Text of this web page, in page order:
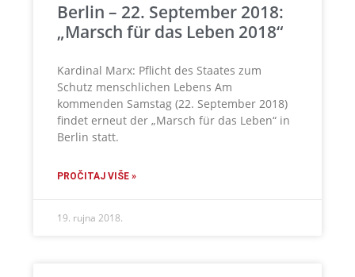
Berlin – 22. September 2018:
„Marsch für das Leben 2018“
Kardinal Marx: Pflicht des Staates zum
Schutz menschlichen Lebens Am
kommenden Samstag (22. September 2018)
findet erneut der „Marsch für das Leben“ in
Berlin statt.
PROČITAJ VIŠE »
19. rujna 2018.